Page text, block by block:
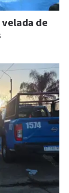
velada de